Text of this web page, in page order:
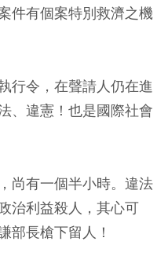
件有個案特別救濟之機
行令，在聲請人仍在進
、違憲！也是國際社會
尚有一個半小時。違法
治利益殺人，其心可
部長槍下留人！